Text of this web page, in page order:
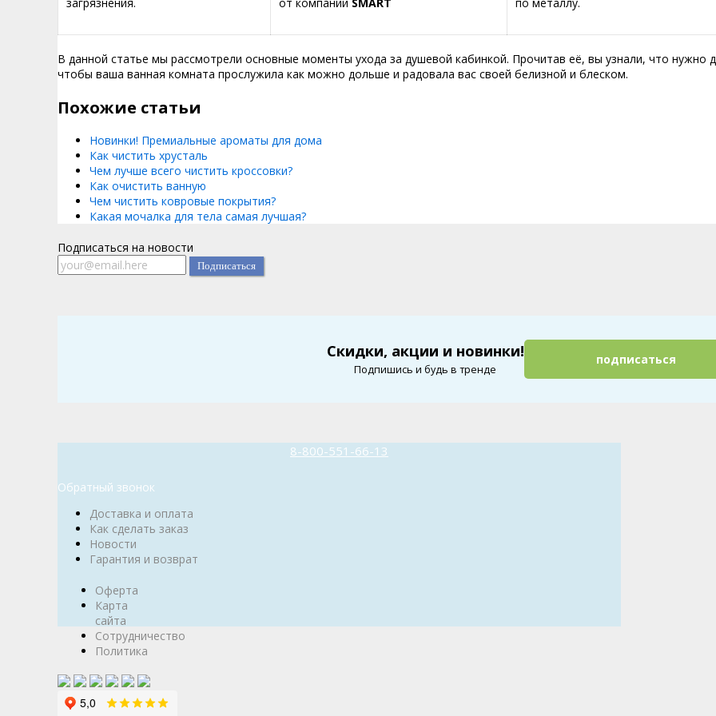
В данной статье мы рассмотрели основные моменты ухода за душевой кабинкой. Прочитав её, вы узнали, что нужно
чтобы ваша ванная комната прослужила как можно дольше и радовала вас своей белизной и блеском.
Похожие статьи
Новинки! Премиальные ароматы для дома
Как чистить хрусталь
Чем лучше всего чистить кроссовки?
Как очистить ванную
Чем чистить ковровые покрытия?
Какая мочалка для тела самая лучшая?
Подписаться на новости
Скидки, акции и новинки!
Подпишись и будь в тренде
подписаться
8-800-551-66-13
Обратный звонок
Доставка и оплата
Как сделать заказ
Новости
Гарантия и возврат
Оферта
Карта
сайта
Сотрудничество
Политика